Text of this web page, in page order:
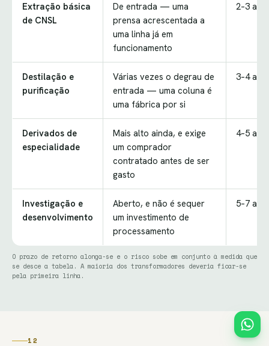
Extração básica
de CNSL
De entrada — uma
prensa acrescentada a
uma linha já em
funcionamento
2–3
Destilação e
purificação
Várias vezes o degrau de
entrada — uma coluna é
uma fábrica por si
3–4
Derivados de
especialidade
Mais alto ainda, e exige
um comprador
contratado antes de ser
gasto
4–5
Investigação e
desenvolvimento
Aberto, e não é sequer
um investimento de
processamento
5–7
O prazo de retorno alonga-se e o risco sobe em conjunto à medida que
se desce a tabela. A maioria dos transformadores deveria ficar-se
pela primeira linha.
12